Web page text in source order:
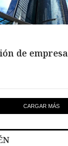
de
CARGAR MÁS